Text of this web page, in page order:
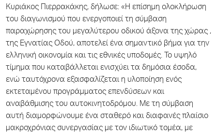
Κυριάκος Πιερρακάκης, δήλωσε: «Η επίσημη ολοκλήρωση
του διαγωνισμού που ενεργοποιεί τη σύμβαση
παραχώρησης του μεγαλύτερου οδικού άξονα της χώρας ,
της Εγνατίας Οδού, αποτελεί ένα σημαντικό βήμα για την
ελληνική οικονομία και τις εθνικές υποδομές. Το υψηλό
τίμημα που καταβάλλεται ενισχύει τα δημόσια έσοδα,
ενώ ταυτόχρονα εξασφαλίζεται η υλοποίηση ενός
εκτεταμένου προγράμματος επενδύσεων και
αναβάθμισης του αυτοκινητοδρόμου. Με τη σύμβαση
αυτή διαμορφώνουμε ένα σταθερό και διαφανές πλαίσιο
μακροχρόνιας συνεργασίας με τον ιδιωτικό τομέα, με